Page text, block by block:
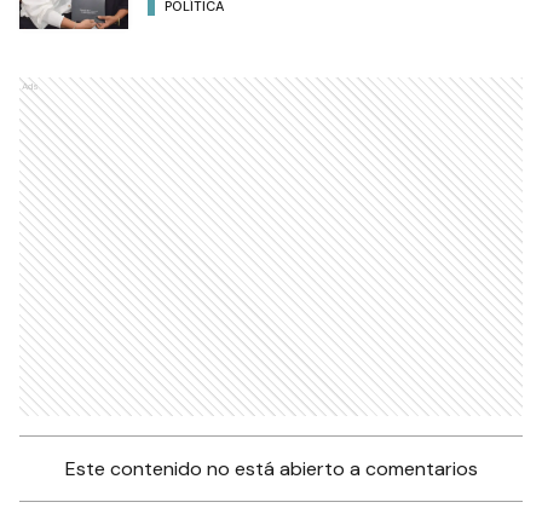
POLÍTICA
Ads
Este contenido no está abierto a comentarios